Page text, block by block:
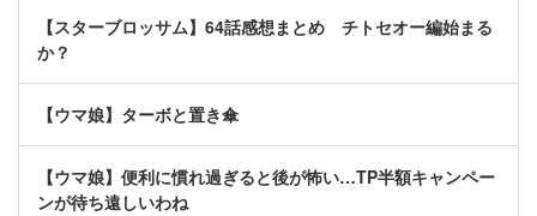
【スターブロッサム】64話感想まとめ チトセオー編始まる
か？
【ウマ娘】ターボと置き傘
【ウマ娘】便利に慣れ過ぎると後が怖い…TP半額キャンペー
ンが待ち遠しいわね